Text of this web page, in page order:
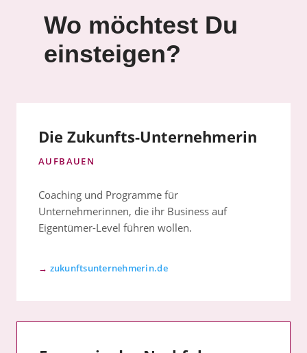
Wo möchtest Du
einsteigen?
Die Zukunfts-Unternehmerin
AUFBAUEN
Coaching und Programme für
Unternehmerinnen, die ihr Business auf
Eigentümer-Level führen wollen.
→ zukunftsunternehmerin.de